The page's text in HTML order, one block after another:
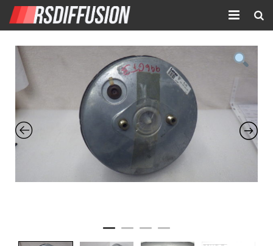
Accueil
Nouvelles annonces
Annonces prolongées
Atelier mécanique